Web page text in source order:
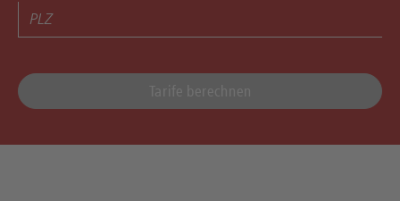
PLZ